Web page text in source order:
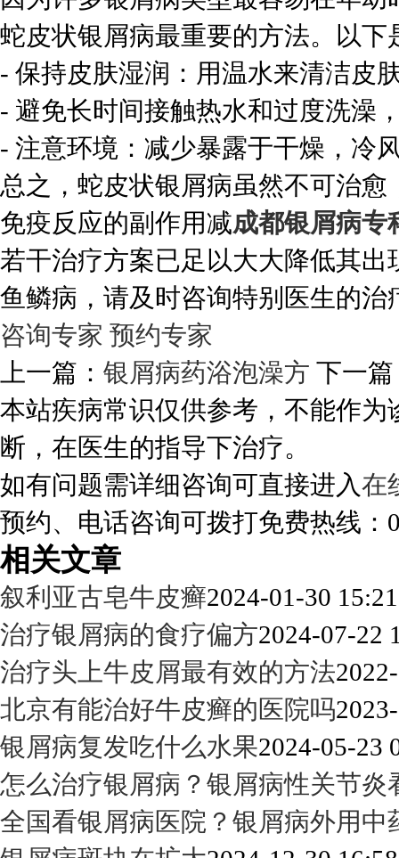
蛇皮状银屑病最重要的方法。以
- 保持皮肤湿润：用温水来清洁皮
- 避免长时间接触热水和过度洗澡
- 注意环境：减少暴露于干燥，冷
总之，蛇皮状银屑病虽然不可治
免疫反应的副作用减成都银屑病专
若干治疗方案已足以大大降低其
鱼鳞病，请及时咨询特别医生的治
咨询专家 预约专家
上一篇： 银屑病药浴泡澡方 下一
本站疾病常识仅供参考，不能作
断，在医生的指导下治疗。
如有问题需详细咨询可直接进入在
预约、电话咨询可拨打免费热线：
相关文章
叙利亚古皂牛皮癣2024-01-30
治疗银屑病的食疗偏方2024-07-22
治疗头上牛皮屑最有效的方法
北京有能治好牛皮癣的医院吗
银屑病复发吃什么水果2024-05-23
怎么治疗银屑病？银屑病性关节炎
全国看银屑病医院？银屑病外用中